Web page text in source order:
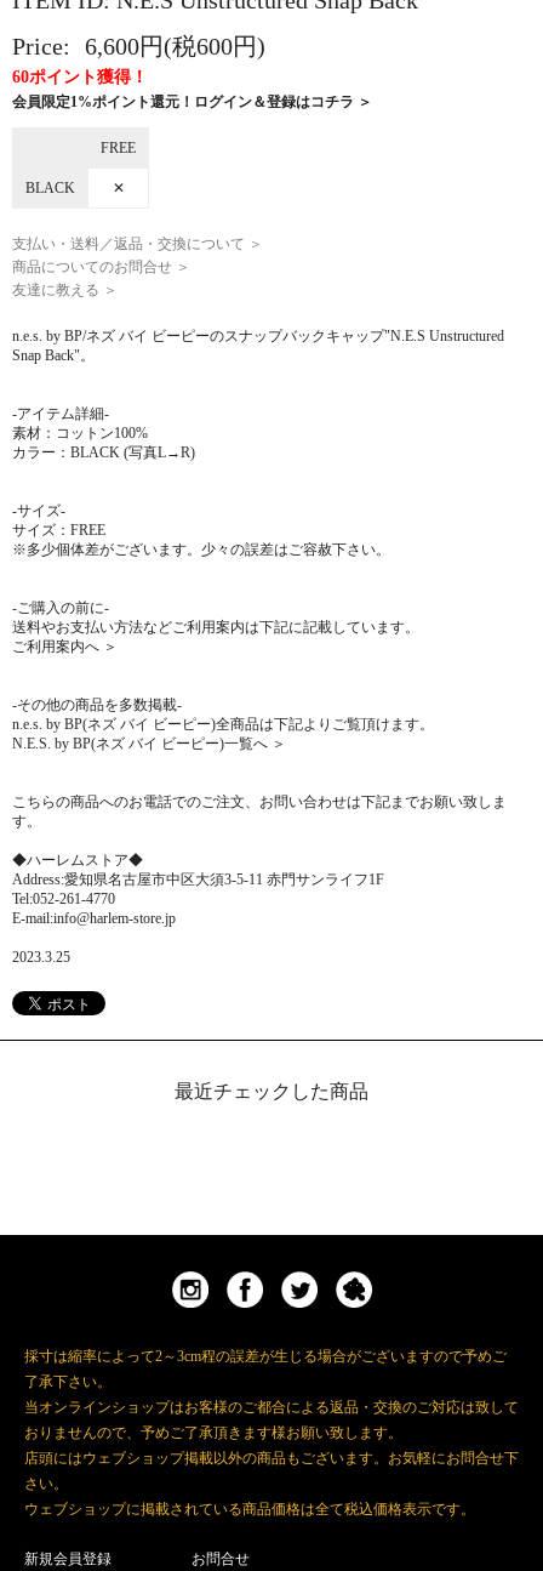
Price:
6,600円(税600円)
60ポイント獲得！
会員限定1%ポイント還元！ログイン＆登録はコチラ ＞
FREE
BLACK ✕
支払い・送料／返品・交換について ＞
商品についてのお問合せ ＞
友達に教える ＞
n.e.s. by BP/ネズ バイ ビーピーのスナップバックキャップ"N.E.S Unstructured
Snap Back"。
-アイテム詳細-
素材：コットン100%
カラー：BLACK (写真L→R)
-サイズ-
サイズ：FREE
※多少個体差がございます。少々の誤差はご容赦下さい。
-ご購入の前に-
送料やお支払い方法などご利用案内は下記に記載しています。
ご利用案内へ ＞
-その他の商品を多数掲載-
n.e.s. by BP(ネズ バイ ビーピー)全商品は下記よりご覧頂けます。
N.E.S. by BP(ネズ バイ ビーピー)一覧へ ＞
こちらの商品へのお電話でのご注文、お問い合わせは下記までお願い致しま
す。
◆ハーレムストア◆
Address:愛知県名古屋市中区大須3-5-11 赤門サンライフ1F
Tel:052-261-4770
E-mail:info@harlem-store.jp
2023.3.25
最近チェックした商品
採寸は縮率によって2～3cm程の誤差が生じる場合がございますので予めご
了承下さい。
当オンラインショップはお客様のご都合による返品・交換のご対応は致して
おりませんので、予めご了承頂きます様お願い致します。
店頭にはウェブショップ掲載以外の商品もございます。お気軽にお問合せ下
さい。
ウェブショップに掲載されている商品価格は全て税込価格表示です。
新規会員登録 お問合せ